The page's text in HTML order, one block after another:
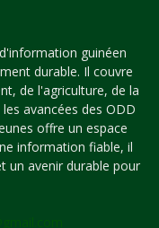
guinéen
durable. Il couvre
de l'agriculture, de la
avancées des ODD
offre un espace
information fiable, il
un avenir durable pour